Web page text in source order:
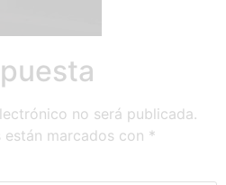
no será publicada.
marcados con *